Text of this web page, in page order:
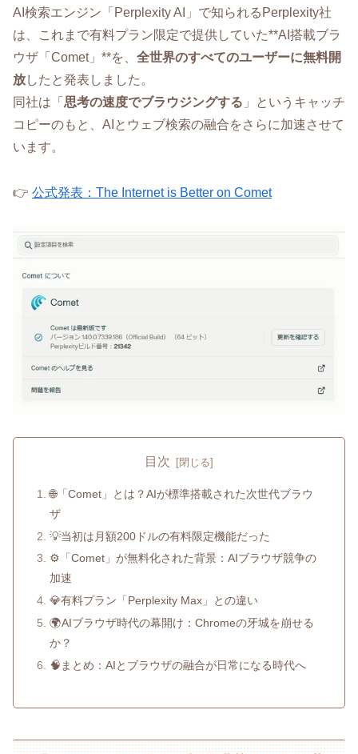
AI検索エンジン「Perplexity AI」で知られるPerplexity社
は、これまで有料プラン限定で提供していた**AI搭載ブラ
ウザ「Comet」**を、 全世界のすべてのユーザーに無料開
放したと発表しました。
同社は「 思考の速度でブラウジングする 」というキャッチ
コピーのもと、AIとウェブ検索の融合をさらに加速させて
います。
👉 公式発表：The Internet is Better on Comet
目次
🌐「Comet」とは？AIが標準搭載された次世代ブラウ
ザ
💡当初は月額200ドルの有料限定機能だった
⚙️「Comet」が無料化された背景：AIブラウザ競争の
加速
💎有料プラン「Perplexity Max」との違い
🌍AIブラウザ時代の幕開け：Chromeの牙城を崩せる
か？
🧠まとめ：AIとブラウザの融合が日常になる時代へ